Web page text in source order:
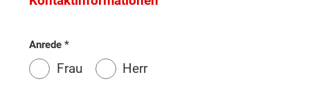
Anrede
Frau Herr